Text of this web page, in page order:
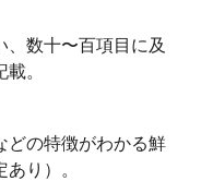
、数十〜百項目に及
。
どの特徴がわかる鮮
り）。